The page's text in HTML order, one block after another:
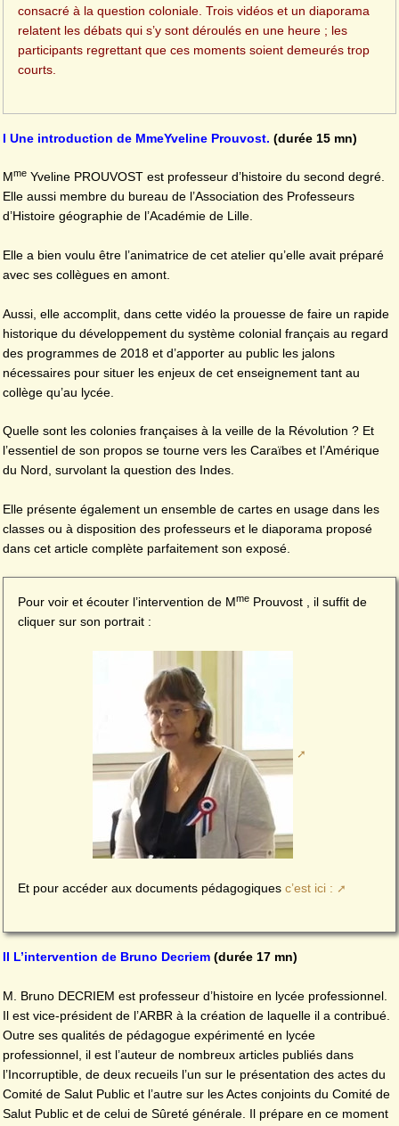
consacré à la question coloniale. Trois vidéos et un diaporama
relatent les débats qui s’y sont déroulés en une heure ; les
participants regrettant que ces moments soient demeurés trop
courts.
I Une introduction de MmeYveline Prouvost. (durée 15 mn)
Mme Yveline PROUVOST est professeur d’histoire du second degré.
Elle aussi membre du bureau de l’Association des Professeurs
d’Histoire géographie de l’Académie de Lille.
Elle a bien voulu être l’animatrice de cet atelier qu’elle avait préparé
avec ses collègues en amont.
Aussi, elle accomplit, dans cette vidéo la prouesse de faire un rapide
historique du développement du système colonial français au regard
des programmes de 2018 et d’apporter au public les jalons
nécessaires pour situer les enjeux de cet enseignement tant au
collège qu’au lycée.
Quelle sont les colonies françaises à la veille de la Révolution ? Et
l’essentiel de son propos se tourne vers les Caraïbes et l’Amérique
du Nord, survolant la question des Indes.
Elle présente également un ensemble de cartes en usage dans les
classes ou à disposition des professeurs et le diaporama proposé
dans cet article complète parfaitement son exposé.
Pour voir et écouter l’intervention de Mme Prouvost , il suffit de
cliquer sur son portrait :
Et pour accéder aux documents pédagogiques c’est ici :
II L’intervention de Bruno Decriem (durée 17 mn)
M. Bruno DECRIEM est professeur d’histoire en lycée professionnel.
Il est vice-président de l’ARBR à la création de laquelle il a contribué.
Outre ses qualités de pédagogue expérimenté en lycée
professionnel, il est l’auteur de nombreux articles publiés dans
l’Incorruptible, de deux recueils l’un sur le présentation des actes du
Comité de Salut Public et l’autre sur les Actes conjoints du Comité de
Salut Public et de celui de Sûreté générale. Il prépare en ce moment